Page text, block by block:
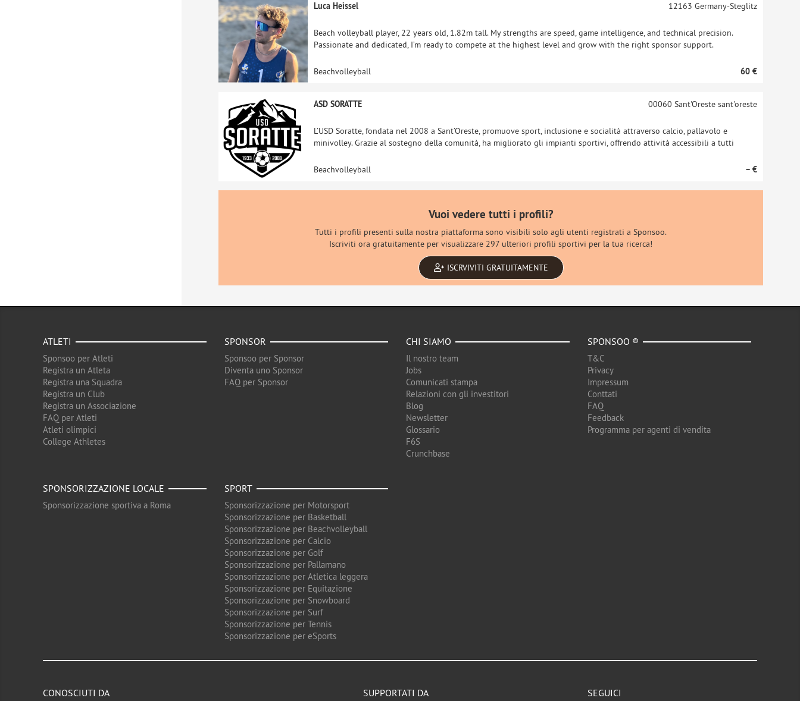
Luca Heissel
Beach volleyball player, 22 years old, 1.82m tall. My strengths are speed, game intelligence, and technical precision.
Passionate and dedicated, I’m ready to compete at the highest level and grow with the right sponsor support.
12163 Germany-Steglitz
Beachvolleyball 60 €
ASD SORATTE
L’USD Soratte, fondata nel 2008 a Sant’Oreste, promuove sport, inclusione e socialità attraverso calcio, pallavolo e
minivolley. Grazie al sostegno della comunità, ha migliorato gli impianti sportivi, offrendo attività accessibili a tutti
00060 Sant'Orestesant'oreste
Beachvolleyball – €
Vuoi vedere tutti i profili?
Tutti i profili presenti sulla nostra piattaforma sono visibili solo agli utenti registrati a Sponsoo.
Iscriviti ora gratuitamente per visualizzare 297 ulteriori profili sportivi per la tua ricerca!
ISCRVIVITI GRATUITAMENTE
ATLETI
Sponsoo per Atleti
Registra un Atleta
Registra una Squadra
Registra un Club
Registra un Associazione
FAQ per Atleti
Atleti olimpici
College Athletes
SPONSOR
Sponsoo per Sponsor
Diventa uno Sponsor
FAQ per Sponsor
CHI SIAMO
Il nostro team
Jobs
Comunicati stampa
Relazioni con gli investitori
Blog
Newsletter
Glossario
F6S
Crunchbase
SPONSOO ®
T&C
Privacy
Impressum
Conttati
FAQ
Feedback
Programma per agenti di vendita
SPONSORIZZAZIONE LOCALE
Sponsorizzazione sportiva a Roma
SPORT
Sponsorizzazione per Motorsport
Sponsorizzazione per Basketball
Sponsorizzazione per Beachvolleyball
Sponsorizzazione per Calcio
Sponsorizzazione per Golf
Sponsorizzazione per Pallamano
Sponsorizzazione per Atletica leggera
Sponsorizzazione per Equitazione
Sponsorizzazione per Snowboard
Sponsorizzazione per Surf
Sponsorizzazione per Tennis
Sponsorizzazione per eSports
CONOSCIUTI DA SUPPORTATI DA SEGUICI